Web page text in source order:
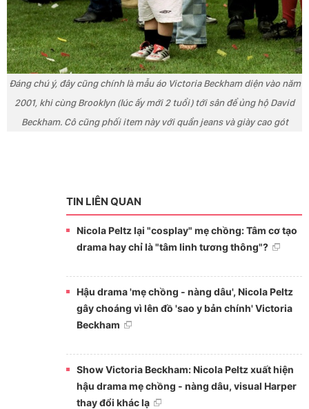
Đáng chú ý, đây cũng chính là mẫu áo Victoria Beckham diện vào năm
2001, khi cùng Brooklyn (lúc ấy mới 2 tuổi) tới sân để ủng hộ David
Beckham. Cô cũng phối item này với quần jeans và giày cao gót
TIN LIÊN QUAN
Nicola Peltz lại "cosplay" mẹ chồng: Tâm cơ tạo
drama hay chỉ là "tâm linh tương thông"?
Hậu drama 'mẹ chồng - nàng dâu', Nicola Peltz
gây choáng vì lên đồ 'sao y bản chính' Victoria
Beckham
Show Victoria Beckham: Nicola Peltz xuất hiện
hậu drama mẹ chồng - nàng dâu, visual Harper
thay đổi khác lạ